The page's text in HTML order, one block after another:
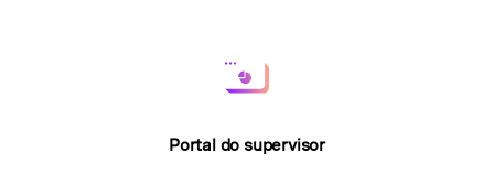
Portal do supervisor